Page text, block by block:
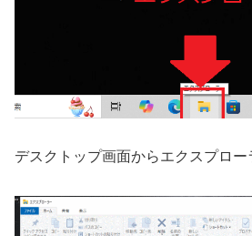
デスクトップ画面からエクスプロー